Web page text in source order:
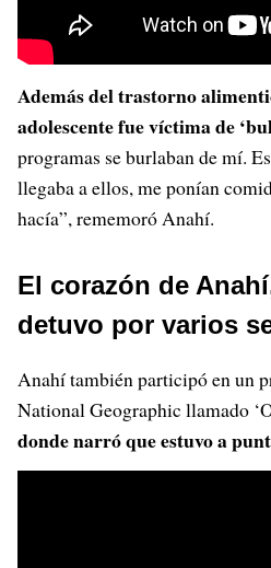
Además del trastorno
adolescente fue víctima de
programas se burlaban de mí.
llegaba a ellos, me ponían
hacía”, rememoró Anahí.
El corazón de
detuvo por varios
Anahí también participó en un
National Geographic llamado
donde narró que estuvo a